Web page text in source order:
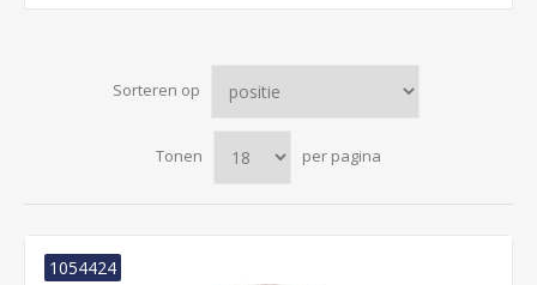
Sorteren op
Tonen per pagina
1054424